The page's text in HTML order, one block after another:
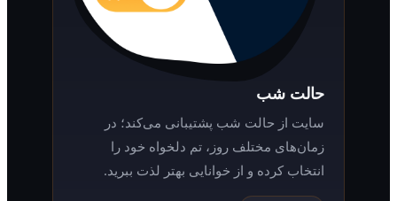
حالت شب
سایت از حالت شب پشتیبانی می‌کند؛ در
زمان‌های مختلف روز، تم دلخواه خود را
انتخاب کرده و از خوانایی بهتر لذت ببرید.